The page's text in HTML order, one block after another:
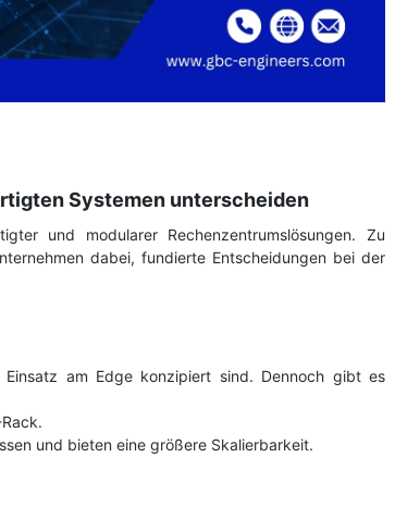
Systemen unterscheiden
und modularer Rechenzentrumslösungen. Zu
dabei, fundierte Entscheidungen bei der
am Edge konzipiert sind. Dennoch gibt es
und bieten eine größere Skalierbarkeit.